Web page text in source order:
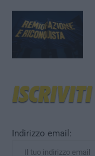
Indirizzo email: